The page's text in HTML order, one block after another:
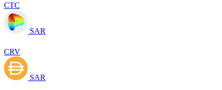
CTC
SAR
CRV
SAR